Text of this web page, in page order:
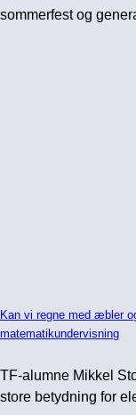
sommerfest og
Kan vi regne med æbler
matematikundervisning
TF-alumne Mikkel
store betydning for